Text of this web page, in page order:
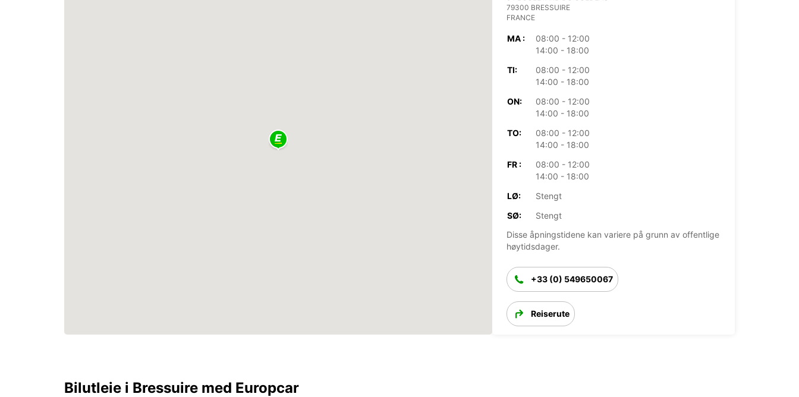
79300 BRESSUIRE
FRANCE
MA :
08:00 - 12:00
14:00 - 18:00
TI:
08:00 - 12:00
14:00 - 18:00
ON:
08:00 - 12:00
14:00 - 18:00
TO:
08:00 - 12:00
14:00 - 18:00
FR :
08:00 - 12:00
14:00 - 18:00
LØ:
Stengt
SØ:
Stengt
Disse åpningstidene kan variere på grunn av offentlige
høytidsdager.
+33 (0) 549650067
Reiserute
Bilutleie i Bressuire med Europcar